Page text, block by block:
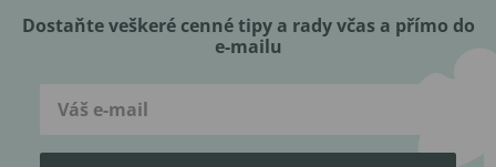
Dostaňte veškeré cenné tipy a rady včas a přímo do
e-mailu